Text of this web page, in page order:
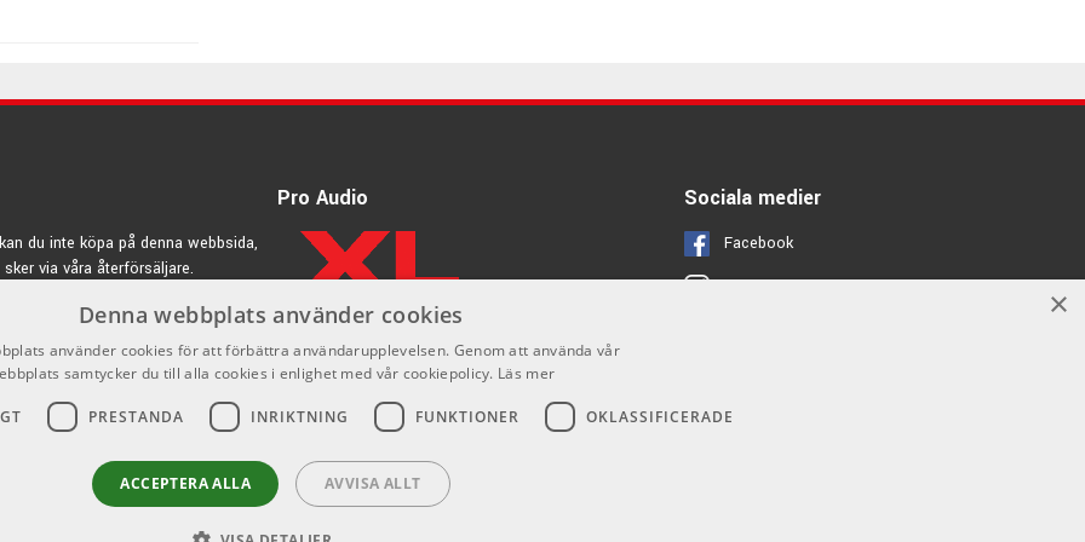
Colaiuta så har serien varit en hit & en av dom mest
svagare spel & med ett sound fyllt av både brillians, värme &
sätt utan att ta överhand men ändå med en tydlighet
gitarrer.
du inte köpa på denna webbsida,
via våra återförsäljare.
Pro Audio Sociala medier
Facebook
Instagram ×
Denna webbplats använder cookies
använder cookies för att förbättra användarupplevelsen. Genom att använda vår
samtycker du till alla cookies i enlighet med vår cookiepolicy. Läs mer
PRESTANDA INRIKTNING FUNKTIONER OKLASSIFICERADE
ACCEPTERA ALLA AVVISA ALLT